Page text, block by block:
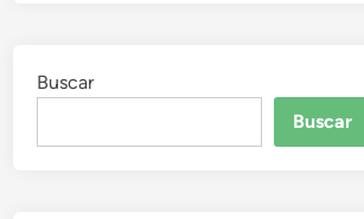
Buscar
Buscar